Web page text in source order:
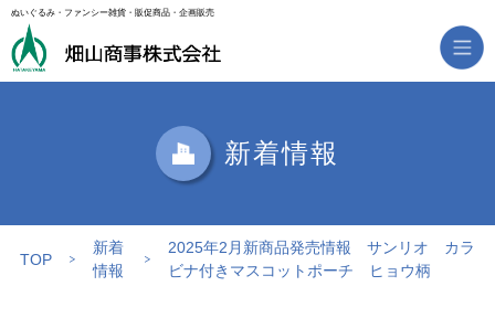
ぬいぐるみ・ファンシー雑貨・販促商品・企画販売
新着情報
TOP
新着
情報
2025年2月新商品発売情報 サンリオ カラ
ビナ付きマスコットポーチ ヒョウ柄